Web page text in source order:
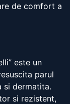
de comfort a
este un
parul
si dermatita.
si rezistent,